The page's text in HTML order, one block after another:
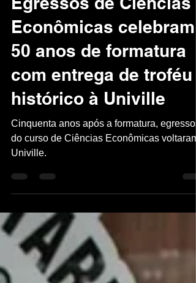
Assessoria de Imprensa Univille
29 de jan. de 2025
3 min de leitura
Egressos de Ciências
Econômicas celebram
50 anos de formatura
com entrega de troféu
histórico à Univille
do curso de Ciências Econômicas voltaram